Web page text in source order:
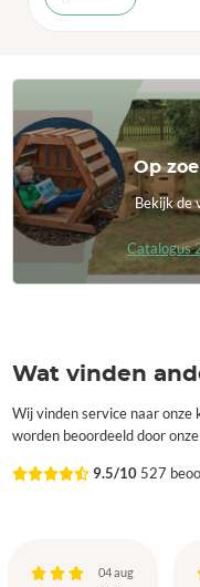
Op
Bekijk de
Catalogus
Wat vinden
Wij vinden service naar onze
worden beoordeeld door
9.5/10 527
04 aug